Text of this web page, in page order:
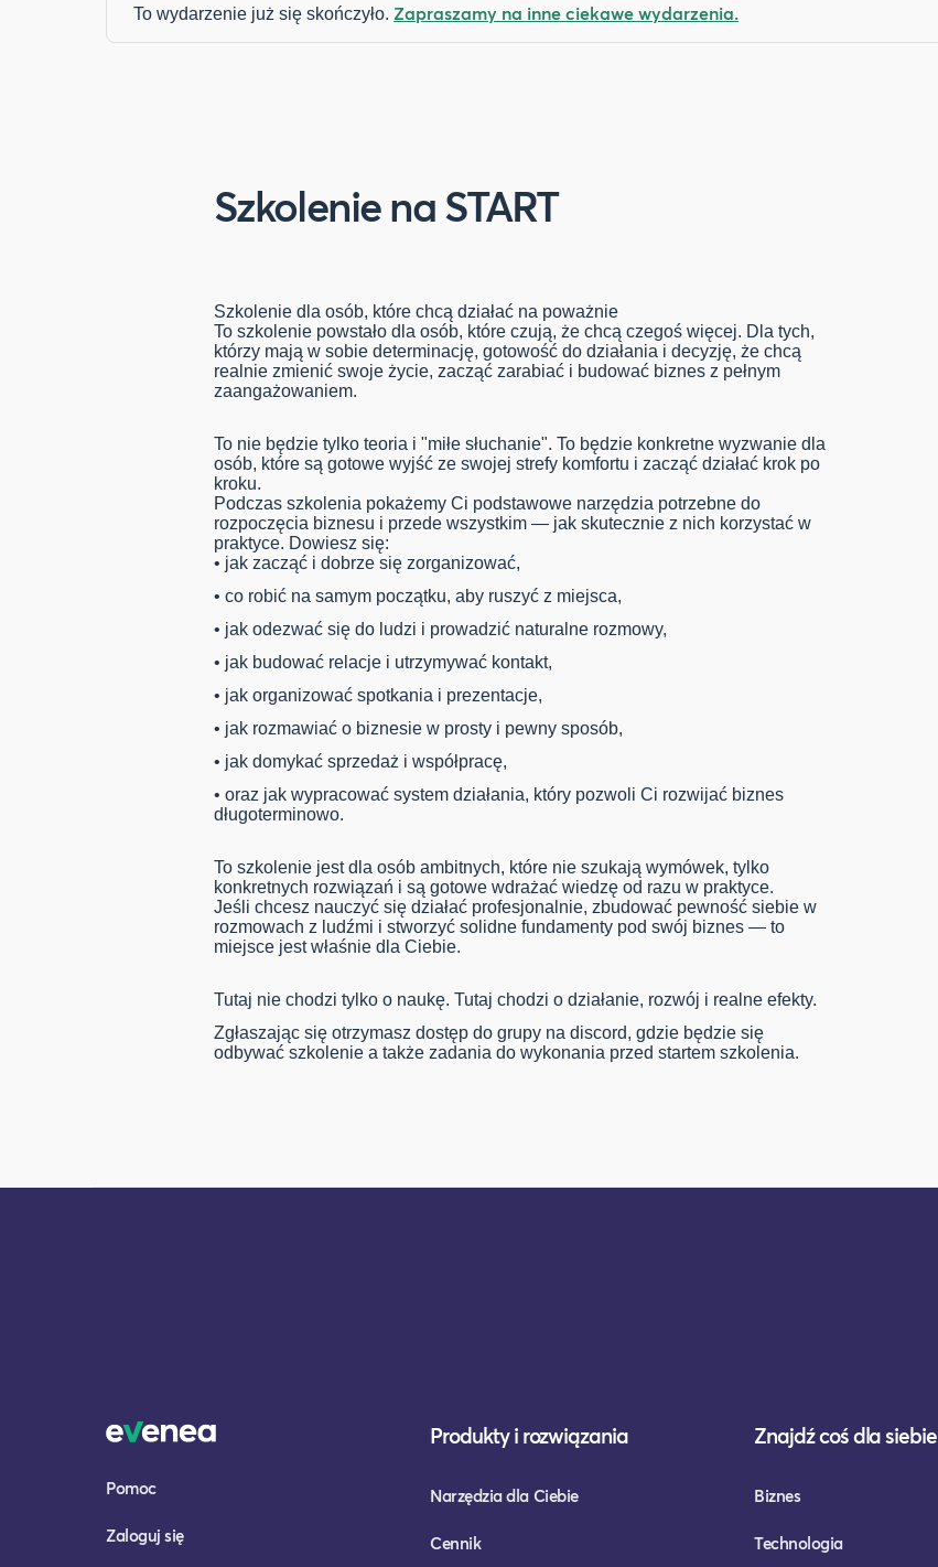
To wydarzenie już się skończyło. Zapraszamy na inne ciekawe wydarzenia.
Szkolenie na START
Szkolenie dla osób, które chcą działać na poważnie
To szkolenie powstało dla osób, które czują, że chcą czegoś więcej. Dla tych,
którzy mają w sobie determinację, gotowość do działania i decyzję, że chcą
realnie zmienić swoje życie, zacząć zarabiać i budować biznes z pełnym
zaangażowaniem.
To nie będzie tylko teoria i "miłe słuchanie". To będzie konkretne wyzwanie dla
osób, które są gotowe wyjść ze swojej strefy komfortu i zacząć działać krok po
kroku.
Podczas szkolenia pokażemy Ci podstawowe narzędzia potrzebne do
rozpoczęcia biznesu i przede wszystkim — jak skutecznie z nich korzystać w
praktyce. Dowiesz się:
•⁠ ⁠jak zacząć i dobrze się zorganizować,
•⁠ ⁠co robić na samym początku, aby ruszyć z miejsca,
•⁠ ⁠jak odezwać się do ludzi i prowadzić naturalne rozmowy,
•⁠ ⁠jak budować relacje i utrzymywać kontakt,
•⁠ ⁠jak organizować spotkania i prezentacje,
•⁠ ⁠jak rozmawiać o biznesie w prosty i pewny sposób,
•⁠ ⁠jak domykać sprzedaż i współpracę,
•⁠ ⁠oraz jak wypracować system działania, który pozwoli Ci rozwijać biznes
długoterminowo.
To szkolenie jest dla osób ambitnych, które nie szukają wymówek, tylko
konkretnych rozwiązań i są gotowe wdrażać wiedzę od razu w praktyce.
Jeśli chcesz nauczyć się działać profesjonalnie, zbudować pewność siebie w
rozmowach z ludźmi i stworzyć solidne fundamenty pod swój biznes — to
miejsce jest właśnie dla Ciebie.
Tutaj nie chodzi tylko o naukę. Tutaj chodzi o działanie, rozwój i realne efekty.
Zgłaszając się otrzymasz dostęp do grupy na discord, gdzie będzie się
odbywać szkolenie a także zadania do wykonania przed startem szkolenia.
Pomoc
Zaloguj się
Produkty i rozwiązania
Narzędzia dla Ciebie
Cennik
Znajdź coś dla siebie
Biznes
Technologia